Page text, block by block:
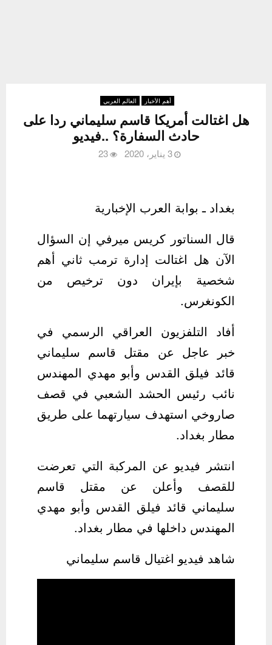
أهم الأخبار العالم العربي
هل اغتالت أمريكا قاسم سليماني ردا على
حادث السفارة؟ ..فيديو
3 يناير، 2020 23
بغداد ـ بوابة العرب الإخبارية
قال السناتور كريس ميرفي إن السؤال
الآن هل اغتالت إدارة ترمب ثاني أهم
شخصية بإيران دون ترخيص من
الكونغرس.
أفاد التلفزيون العراقي الرسمي في
خبر عاجل عن مقتل قاسم سليماني
قائد فيلق القدس وأبو مهدي المهندس
نائب رئيس الحشد الشعبي في قصف
صاروخي استهدف سيارتهما على طريق
مطار بغداد.
انتشر فيديو عن المركبة التي تعرضت
للقصف وأعلن عن مقتل قاسم
سليماني قائد فيلق القدس وأبو مهدي
المهندس داخلها في مطار بغداد.
شاهد فيديو اغتيال قاسم سليماني